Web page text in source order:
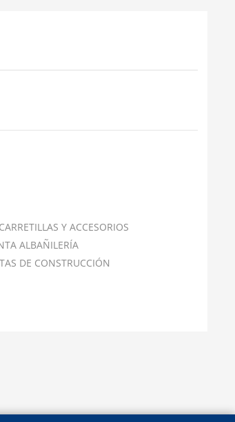
CARRETILLAS Y ACCESORIOS
ALBAÑILERÍA
DE CONSTRUCCIÓN